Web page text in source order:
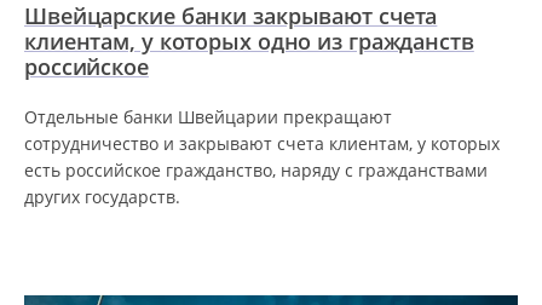
Швейцарские банки закрывают счета
клиентам, у которых одно из гражданств
российское
Отдельные банки Швейцарии прекращают
сотрудничество и закрывают счета клиентам, у которых
есть российское гражданство, наряду с гражданствами
других государств.